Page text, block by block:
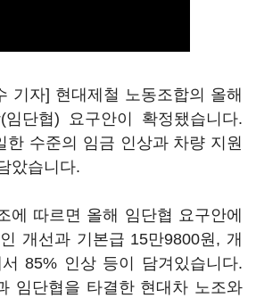
기자] 현대제철 노동조합의 올해
단협) 요구안이 확정됐습니다.
한 수준의 임금 인상과 차량 지원
았습니다.
에 따르면 올해 임단협 요구안에
개선과 기본급 15만9800원, 개
85% 인상 등이 담겨있습니다.
임단협을 타결한 현대차 노조와